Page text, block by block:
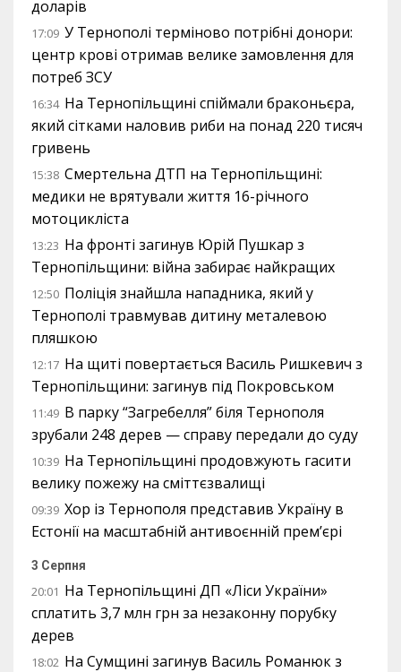
доларів
17:09 У Тернополі терміново потрібні донори:
центр крові отримав велике замовлення для
потреб ЗСУ
16:34 На Тернопільщині спіймали браконьєра,
який сітками наловив риби на понад 220 тисяч
гривень
15:38 Смертельна ДТП на Тернопільщині:
медики не врятували життя 16-річного
мотоцикліста
13:23 На фронті загинув Юрій Пушкар з
Тернопільщини: війна забирає найкращих
12:50 Поліція знайшла нападника, який у
Тернополі травмував дитину металевою
пляшкою
12:17 На щиті повертається Василь Ришкевич з
Тернопільщини: загинув під Покровськом
11:49 В парку “Загребелля” біля Тернополя
зрубали 248 дерев — справу передали до суду
10:39 На Тернопільщині продовжують гасити
велику пожежу на сміттєзвалищі
09:39 Хор із Тернополя представив Україну в
Естонії на масштабній антивоєнній прем’єрі
3 Серпня
20:01 На Тернопільщині ДП «Ліси України»
сплатить 3,7 млн грн за незаконну порубку
дерев
18:02 На Сумщині загинув Василь Романюк з